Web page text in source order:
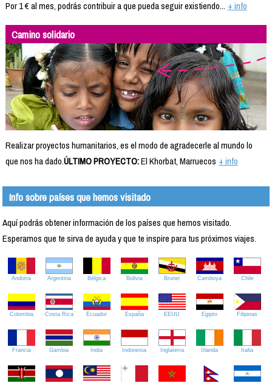
Por 1 € al mes, podrás contribuir a que pueda seguir existiendo... + info
Camino solidario
Realizar proyectos humanitarios, es el modo de agradecerle al mundo lo
que nos ha dado.ÚLTIMO PROYECTO:El Khorbat, Marruecos + info
Info sobre países que hemos visitado
Aquí podrás obtener información de los países que hemos visitado.
Esperamos que te sirva de ayuda y que te inspire para tus próximos viajes.
Andorra Argentina Bélgica Bolivia Brunei Camboya Chile
Colombia Costa Rica Ecuador España EEUU Egipto Filipinas
Francia Gambia India Indonesia Inglaterra Irlanda Italia